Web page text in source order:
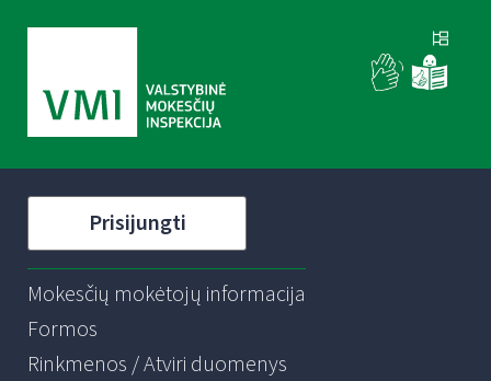
Prisijungti
Mokesčių mokėtojų informacija
Formos
Rinkmenos / Atviri duomenys